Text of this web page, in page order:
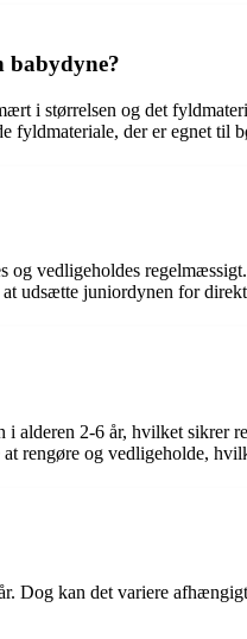
babydyne?
i størrelsen og det
fyldmateriale, der er egnet til
vedligeholdes
udsætte juniordynen for
alderen 2-6 år, hvilket sikrer
rengøre og vedligeholde,
Dog kan det variere